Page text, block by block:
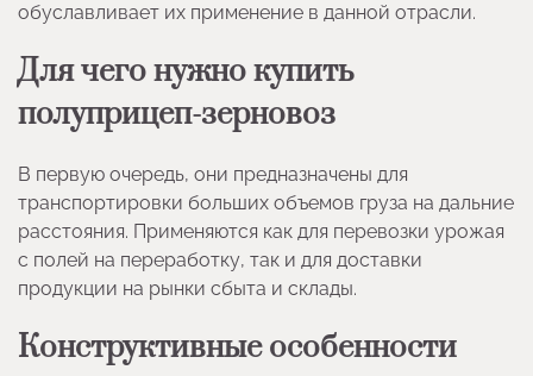
обуславливает их применение в данной отрасли.
Для чего нужно купить
полуприцеп-зерновоз
В первую очередь, они предназначены для
транспортировки больших объемов груза на дальние
расстояния. Применяются как для перевозки урожая
с полей на переработку, так и для доставки
продукции на рынки сбыта и склады.
Конструктивные особенности